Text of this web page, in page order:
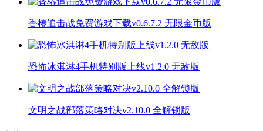
香椿追击战免费游戏下载v0.6.7.2 无限金币版
恐怖冰淇淋4手机特别版上线v1.2.0 无敌版
文明之战部落策略对决v2.10.0 全解锁版